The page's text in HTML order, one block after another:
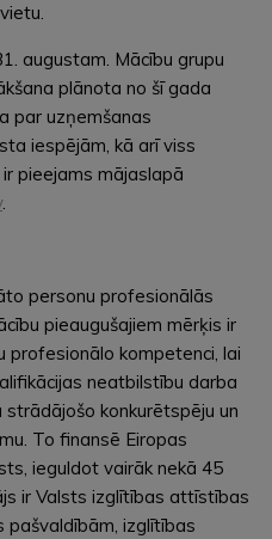
augustam. Mācību grupu
plānota no šī gada
par uzņemšanas
iespējām, kā arī viss
pieejams mājaslapā
.
personu profesionālās
pieaugušajiem mērķis ir
profesionālo kompetenci, lai
neatbilstību darba
konkurētspēju un
To finansē Eiropas
ieguldot vairāk nekā 45
ir Valsts izglītības attīstības
izglītības